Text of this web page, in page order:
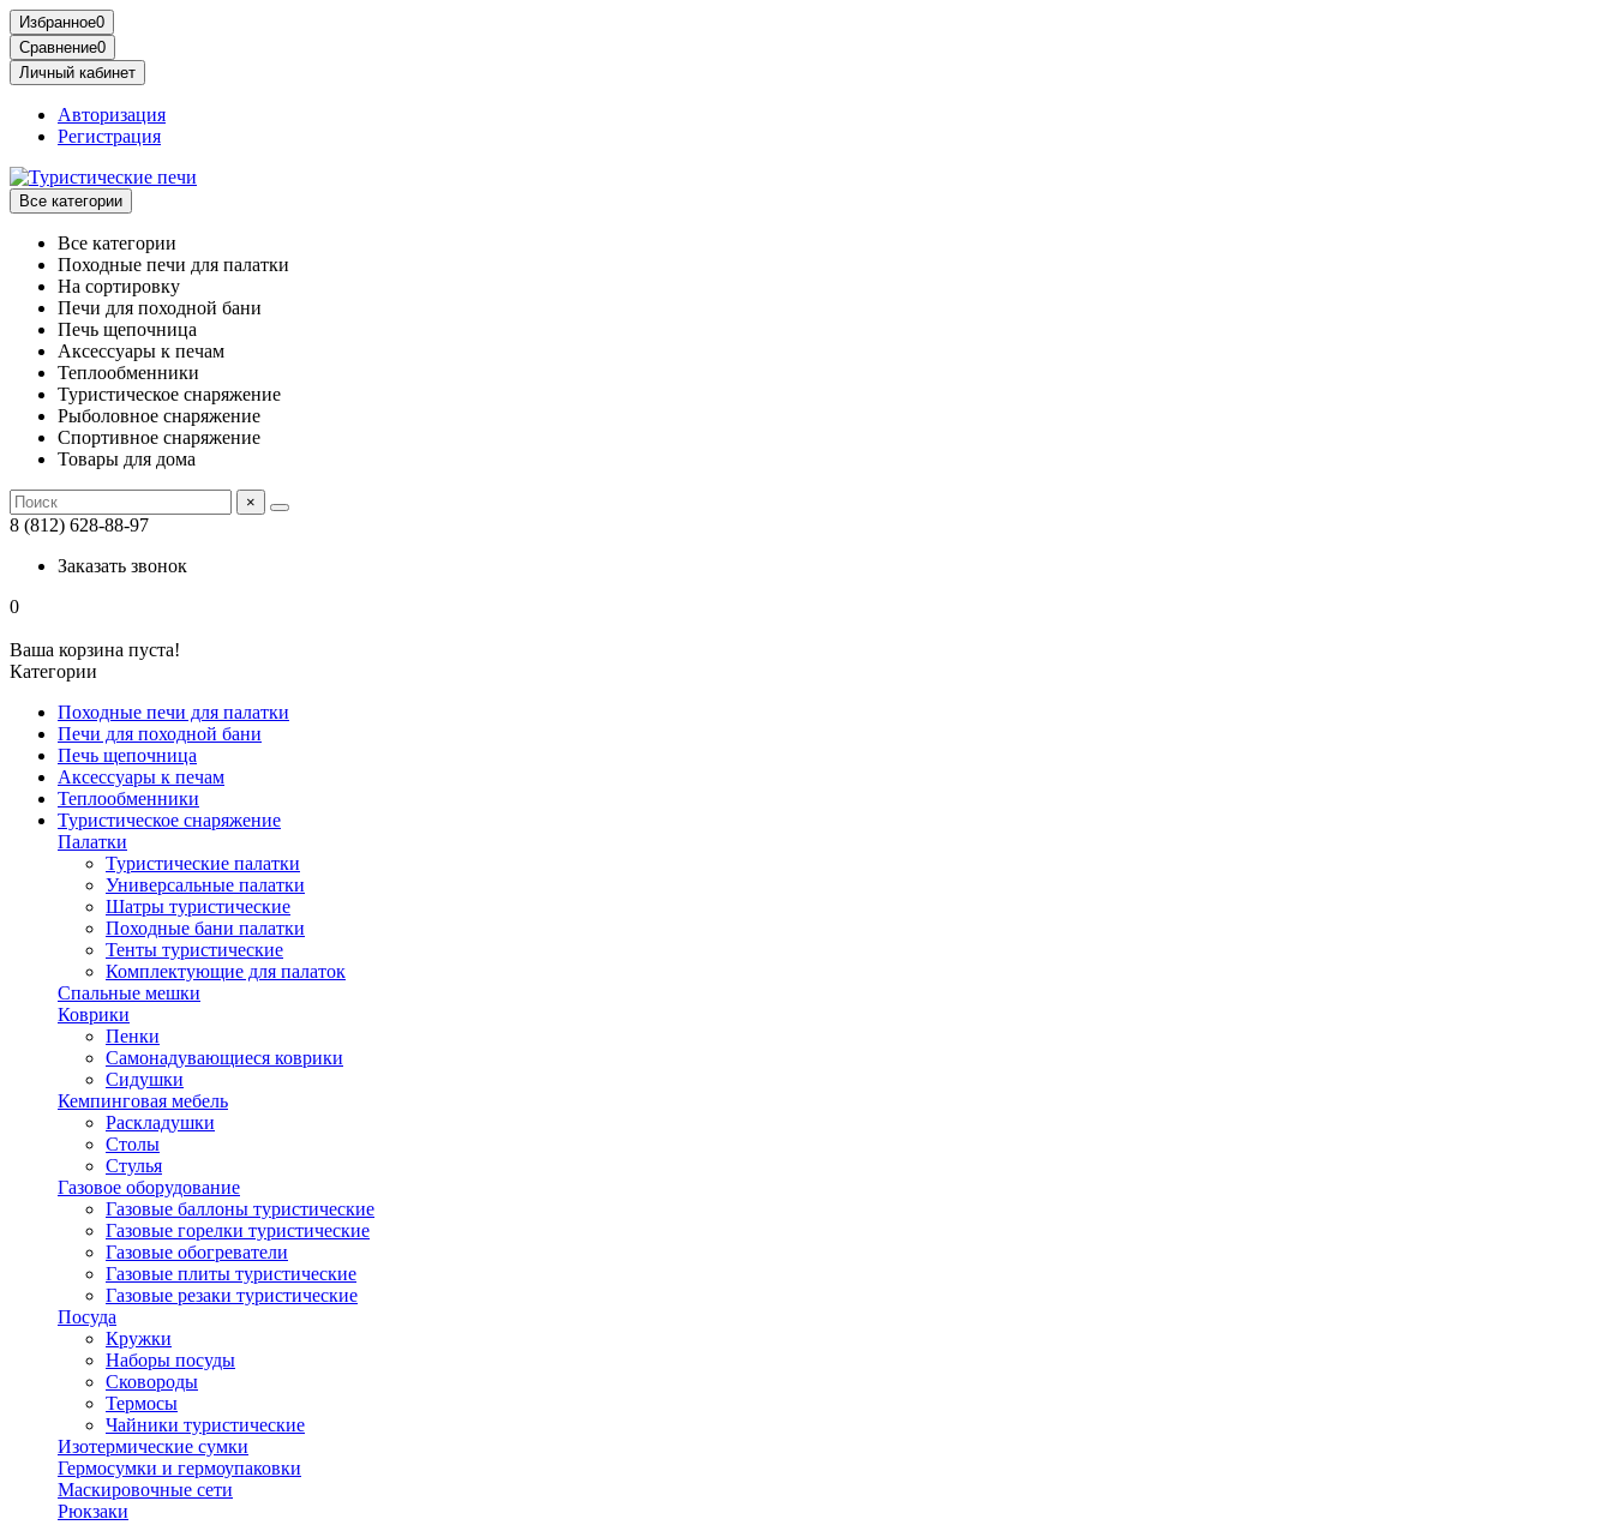
Избранное0
Сравнение0
Личный кабинет
Авторизация
Регистрация
Все категории
Все категории
Походные печи для палатки
На сортировку
Печи для походной бани
Печь щепочница
Аксессуары к печам
Теплообменники
Туристическое снаряжение
Рыболовное снаряжение
Спортивное снаряжение
Товары для дома
×
8 (812) 628-88-97
Заказать звонок
0
Ваша корзина пуста!
Категории
Походные печи для палатки
Печи для походной бани
Печь щепочница
Аксессуары к печам
Теплообменники
Туристическое снаряжение
Палатки
Туристические палатки
Универсальные палатки
Шатры туристические
Походные бани палатки
Тенты туристические
Комплектующие для палаток
Спальные мешки
Коврики
Пенки
Самонадувающиеся коврики
Сидушки
Кемпинговая мебель
Раскладушки
Столы
Стулья
Газовое оборудование
Газовые баллоны туристические
Газовые горелки туристические
Газовые обогреватели
Газовые плиты туристические
Газовые резаки туристические
Посуда
Кружки
Наборы посуды
Сковороды
Термосы
Чайники туристические
Изотермические сумки
Гермосумки и гермоупаковки
Маскировочные сети
Рюкзаки